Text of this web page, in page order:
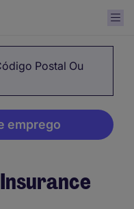
Postal Ou
emprego